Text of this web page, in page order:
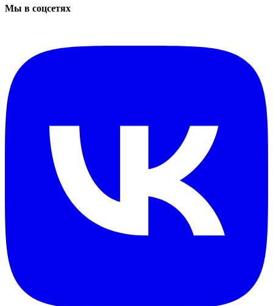
Мы в соцсетях